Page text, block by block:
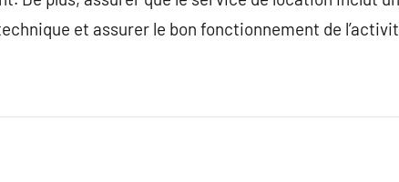
et assurer le bon fonctionnement de